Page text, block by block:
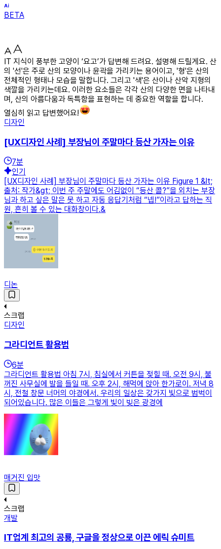
BETA
IT 지식이 풍부한 고양이 ‘요고’가 답변해 드려요. 설명해 드릴게요. 산
의 '선'은 주로 산의 모양이나 윤곽을 가리키는 용어이고, '형'은 산의
전체적인 형태나 모습을 말합니다. 그리고 '색'은 산이나 산악 지형의
색깔을 가리키는데요. 이러한 요소들은 각각 산의 다양한 면을 나타내
며, 산의 아름다움과 독특함을 표현하는 데 중요한 역할을 합니다.
열심히 읽고 답변했어요!
디자인
[UX디자인 사례] 부장님이 주말마다 등산 가자는 이유
7분
인기
[UX디자인 사례] 부장님이 주말마다 등산 가자는 이유 Figure 1 &lt;
출처: 작가&gt; 이번 주 주말에도 어김없이 “등산 콜?”을 외치는 부장
님과 하고 싶은 말은 못 하고 자동 응답기처럼 “넵!”이라고 답하는 직
원, 흔히 볼 수 있는 대화창이다.&
디논
스크랩
디자인
그라디언트 활용법
6분
그라디언트 활용법 아침 7시, 침실에서 커튼을 젖힐 때. 오전 9시, 불
꺼진 사무실에 발을 들일 때. 오후 2시, 해먹에 앉아 한가로이. 저녁 8
시, 전철 창문 너머의 야경에서. 우리의 일상은 갖가지 빛으로 범벅이
되어있습니다. 많은 이들은 그렇게 빛이 빚은 광경에
매거진 입맛
스크랩
개발
IT업계 최고의 공룡, 구글을 정상으로 이끈 에릭 슈미트